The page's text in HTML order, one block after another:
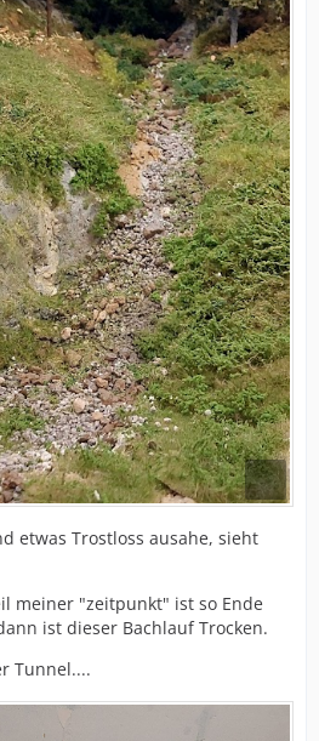
etwas Trostloss ausahe, sieht
meiner "zeitpunkt" ist so Ende
ist dieser Bachlauf Trocken.
Tunnel....